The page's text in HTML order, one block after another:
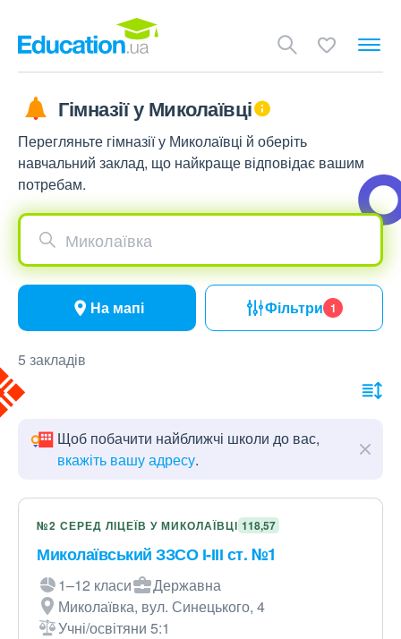
Гімназії у Миколаївці
Перегляньте гімназії у Миколаївці й оберіть
навчальний заклад, що найкраще відповідає вашим
потребам.
Миколаївка
На мапі Фільтри 1
5 закладів
Щоб побачити найближчі школи до вас,
вкажіть вашу адресу.
№2 СЕРЕД ЛІЦЕЇВ У МИКОЛАЇВЦІ 118,57
Миколаївський ЗЗСО І-ІІІ ст. №1
1–12 класи
Державна
Миколаївка, вул. Синецького, 4
Учні/освітяни 5:1